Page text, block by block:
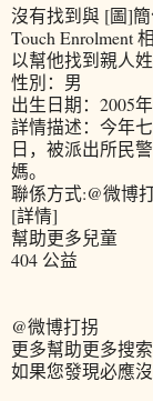
沒有找到與 [圖]
Touch Enrolment
以幫他找到親人
性別：男
出生日期：2005
詳情描述：今年
日，被派出所民
媽。
聯係方式:@微博
[詳情]
幫助更多兒童
404 公益
@微博打拐
更多幫助更多搜
如果您發現必應